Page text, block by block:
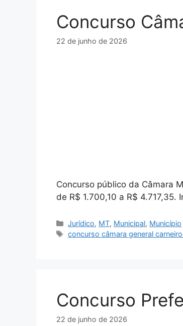
Concurso
22 de junho de 2026
Concurso público da Câmara
de R$ 1.700,10 a R$
Categorias
Jurídico, MT, Municipal, Município
Tags
concurso câmara general
Concurso
22 de junho de 2026